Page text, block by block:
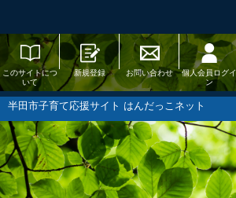
このサイトにつ
いて
新規登録 お問い合わせ
個人会員ログイ
ン
半田市子育て応援サイト はんだっこネット